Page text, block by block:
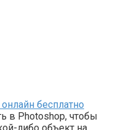
бесплатно
в Photoshop, чтобы